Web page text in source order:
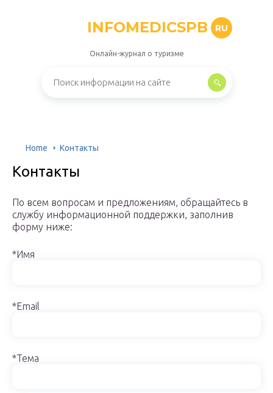
INFOMEDICSPB RU
Онлайн-журнал о туризме
Home Контакты
Контакты
По всем вопросам и предложениям, обращайтесь в
службу информационной поддержки, заполнив
форму ниже:
*Имя
*Email
*Тема